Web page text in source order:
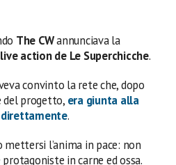
The CWannunciava la
action de Le Superchicche.
convinto la rete che, dopo
del progetto, era giunta alla
.
l’anima in pace: non
in carne ed ossa.